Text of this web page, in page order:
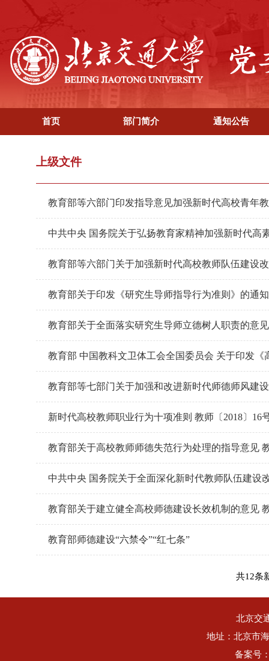
首页 部门简介 通知公告
上级文件
教育部等六部门印发指导意见加强新时代高校青年
中共中央 国务院关于弘扬教育家精神加强新时代高
教育部等六部门关于加强新时代高校教师队伍建设
教育部关于印发《研究生导师指导行为准则》的通
教育部关于全面落实研究生导师立德树人职责的意
教育部 中国教科文卫体工会全国委员会 关于印发
教育部等七部门关于加强和改进新时代师德师风建
新时代高校教师职业行为十项准则 教师〔2018〕16
教育部关于高校教师师德失范行为处理的指导意见
中共中央 国务院关于全面深化新时代教师队伍建设
教育部关于建立健全高校师德建设长效机制的意见
教育部师德建设“六禁令”“红七条”
共12条
北京交
地址：北京市
备案号